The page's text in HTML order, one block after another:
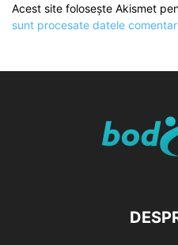
Acest site folosește Akismet
sunt procesate datele